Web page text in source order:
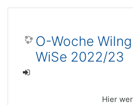
O-Woche
WiSe 2022/23
Hier